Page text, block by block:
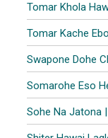
Tomar Khola Hawa
Tomar Kache Ebor
Swapone Dohe
Somarohe Eso He
Sohe Na Jatona |